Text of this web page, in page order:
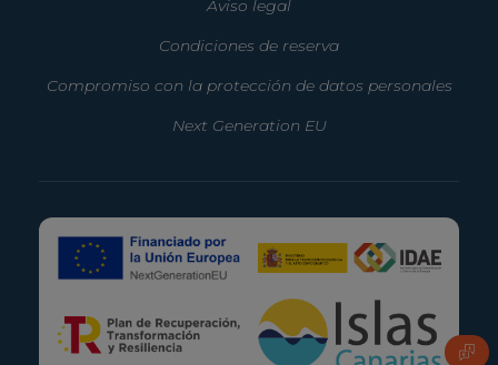
Aviso legal
Condiciones de reserva
Compromiso con la protección de datos personales
Next Generation EU